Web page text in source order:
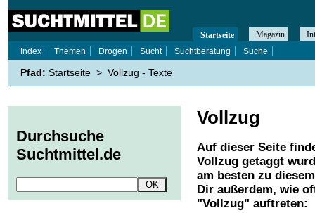
Vollzug
Auf dieser Seite
Vollzug getaggt
am besten zu
Dir außerdem, wie
"Vollzug" auftreten:
Startseite Magazin
Index
Themen Drogen Sucht Suchtberatung Suche
Pfad: Startseite > Vollzug - Texte
Durchsuche
Suchtmittel.de